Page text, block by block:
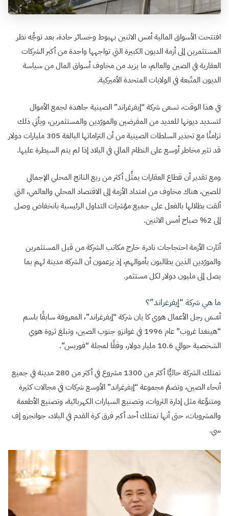
افتتحت الأسواق المالية أمس الاثنين بهبوط وخسائر حادة، بعد توجُّه نظر
المستثمرين إلى أزمة الديون الكبيرة التي تواجهها واحدة من أكبر الشركات
العقارية في الصين والعالم، ما يزيد من مخاوف أسواق المال من سياسة
الديون المتّبعة في الولايات المتحدة الأميركية.
في هذا الوقت، تسعى شركة “إيفرغراند” الصينية جاهدة لجمع الأموال
لتسديد ديونها للعديد من المقرضين والمورّدين والمستثمرين، ويأتي ذلك
تزامنًا مع تحذير السلطات الصينية من أن التزاماتها البالغة 305 مليارات دولار
قد تثير مخاطر أوسع على النظام المالي في البلاد إذا لم يتم السيطرة عليها.
ومع تقدير أن قطاع العقارات يمثِّل أكثر من ربع الناتج المحلي الإجمالي
للصين، هناك مخاوف من امتداد الأزمة إلى الاقتصاد المحلي والعالمي، التي
ألقت بظلالها بالفعل على جميع مؤشرات التداول الرئيسية بانخفاض وصل
إلى 2% صباح أمس الاثنين.
أثارت الأزمة احتجاجات نادرة خارج مكاتب الشركة من قبل المستثمرين
والمورّدين الذين يطالبون بأموالهم، إذ يزعمون أن الشركة مدينة لهم بما
يصل إلى مليون دولار لكل مستثمر.
ما هي شركة “إيفرغراند”؟
أسّسَ رجل الأعمال هوي كا يان شركة “إيفرغراند”، المعروفة سابقًا باسم
“هينغدا غروب” عام 1996 في غوانزو جنوب الصين، وتبلغ ثروة هوي
الشخصية حوالي 10.6 مليار دولار، وفقًا لمجلة “فوربس”.
تمتلك الشركة حاليًّا أكثر من 1300 مشروع في أكثر من 280 مدينة في جميع
أنحاء الصين، وتضمّ مجموعة “إيفرغراند” الأوسع شركات في مجالات كثيرة
ومتنوِّعة مثل إدارة الثروات، وتصنيع السيارات الكهربائية، وتصنيع الأطعمة
والمشروبات، حتى أنها تمتلك أحد أكبر فرق كرة القدم في البلاد، جوانجزو إف
سي.